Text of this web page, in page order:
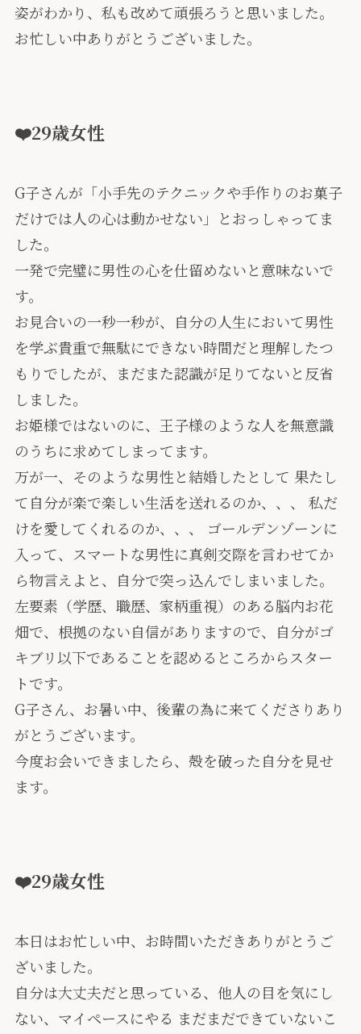
姿がわかり、私も改めて頑張ろうと思いました。
お忙しい中ありがとうございました。
❤️29歳女性
G子さんが「小手先のテクニックや手作りのお菓子
だけでは人の心は動かせない」とおっしゃってま
した。
一発で完璧に男性の心を仕留めないと意味ないで
す。
お見合いの一秒一秒が、自分の人生において男性
を学ぶ貴重で無駄にできない時間だと理解したつ
もりでしたが、まだまた認識が足りてないと反省
しました。
お姫様ではないのに、王子様のような人を無意識
のうちに求めてしまってます。
万が一、そのような男性と結婚したとして 果たし
て自分が楽で楽しい生活を送れるのか、、、 私だ
けを愛してくれるのか、、、 ゴールデンゾーンに
入って、スマートな男性に真剣交際を言わせてか
ら物言えよと、自分で突っ込んでしまいました。
左要素（学歴、職歴、家柄重視）のある脳内お花
畑で、根拠のない自信がありますので、自分がゴ
キブリ以下であることを認めるところからスター
トです。
G子さん、お暑い中、後輩の為に来てくださりあり
がとうございます。
今度お会いできましたら、殻を破った自分を見せ
ます。
❤️29歳女性
本日はお忙しい中、お時間いただきありがとうご
ざいました。
自分は大丈夫だと思っている、他人の目を気にし
ない、マイペースにやる まだまだできていないこ